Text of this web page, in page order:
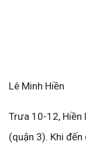
Lê Minh Hiền
Trưa 10-12,
(quận 3). Khi